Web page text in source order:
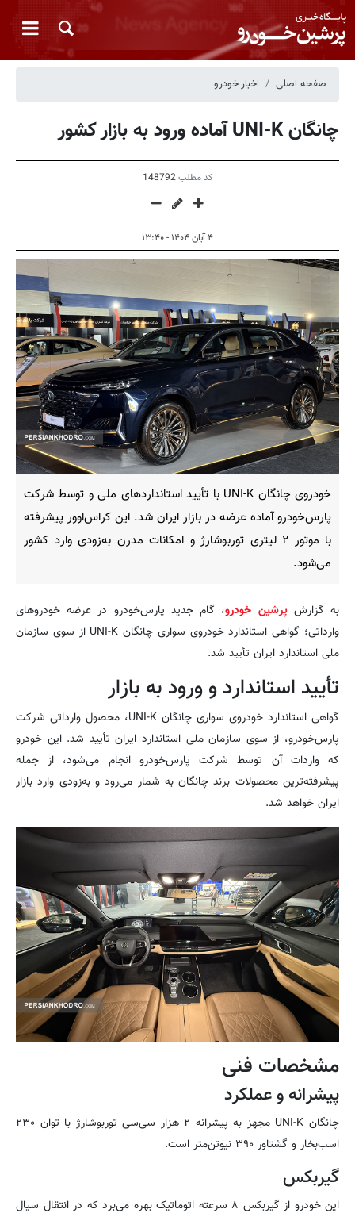
صفحه اصلی اخبار خودرو
چانگان UNI-K آماده ورود به بازار کشور
کد مطلب148792
۴ آبان ۱۴۰۴ - ۱۳:۴۰
خودروی چانگان UNI-K با تأیید استانداردهای ملی و توسط شرکت
پارس‌خودرو آماده عرضه در بازار ایران شد. این کراس‌اوور پیشرفته
با موتور ۲ لیتری توربوشارژ و امکانات مدرن به‌زودی وارد کشور
می‌شود.
به گزارشپرشین خودرو، گام جدید پارس‌خودرو در عرضه خودروهای
وارداتی؛ گواهی استاندارد خودروی سواری چانگان UNI-K از سوی سازمان
ملی استاندارد ایران تأیید شد.
تأیید استاندارد و ورود به بازار
گواهی استاندارد خودروی سواری چانگان UNI-K، محصول وارداتی شرکت
پارس‌خودرو، از سوی سازمان ملی استاندارد ایران تأیید شد. این خودرو
که واردات آن توسط شرکت پارس‌خودرو انجام می‌شود، از جمله
پیشرفته‌ترین محصولات برند چانگان به شمار می‌رود و به‌زودی وارد بازار
ایران خواهد شد.
مشخصات فنی
پیشرانه و عملکرد
چانگان UNI-K مجهز به پیشرانه ۲ هزار سی‌سی توربوشارژ با توان ۲۳۰
اسب‌بخار و گشتاور ۳۹۰ نیوتن‌متر است.
گیربکس
این خودرو از گیربکس ۸ سرعته اتوماتیک بهره می‌برد که در انتقال سیال